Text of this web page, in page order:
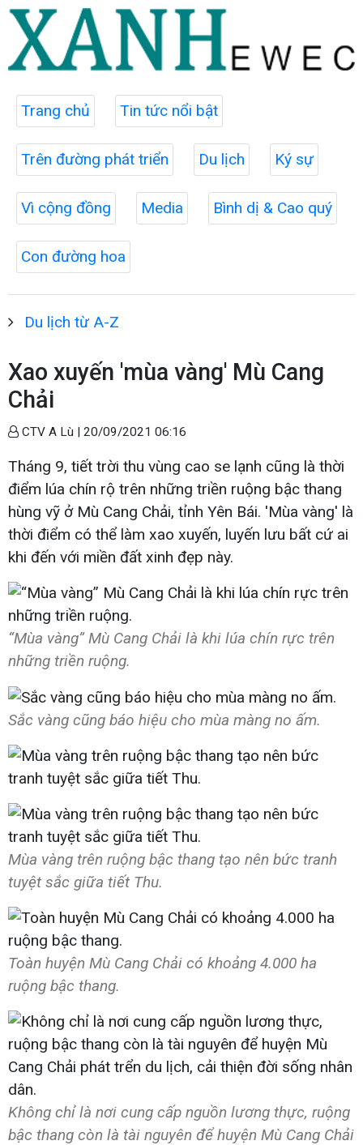
Trang chủ Tin tức nổi bật
Trên đường phát triển Du lịch Ký sự
Vì cộng đồng Media Bình dị & Cao quý
Con đường hoa
Du lịch từ A-Z
Xao xuyến 'mùa vàng' Mù Cang
Chải
CTV A Lù | 20/09/2021 06:16
Tháng 9, tiết trời thu vùng cao se lạnh cũng là thời
điểm lúa chín rộ trên những triền ruộng bậc thang
hùng vỹ ở Mù Cang Chải, tỉnh Yên Bái. 'Mùa vàng' là
thời điểm có thể làm xao xuyến, luyến lưu bất cứ ai
khi đến với miền đất xinh đẹp này.
“Mùa vàng” Mù Cang Chải là khi lúa chín rực trên
những triền ruộng.
Sắc vàng cũng báo hiệu cho mùa màng no ấm.
Mùa vàng trên ruộng bậc thang tạo nên bức tranh
tuyệt sắc giữa tiết Thu.
Toàn huyện Mù Cang Chải có khoảng 4.000 ha
ruộng bậc thang.
Không chỉ là nơi cung cấp nguồn lương thực, ruộng
bậc thang còn là tài nguyên để huyện Mù Cang Chải